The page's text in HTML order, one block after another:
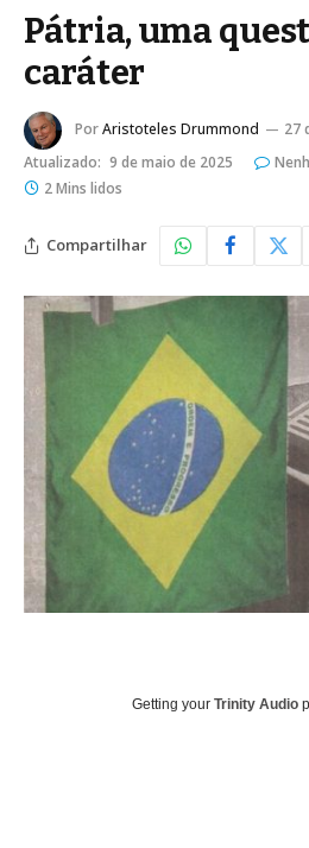
Pátria, uma
caráter
PorAristoteles Drummond
27
Atualizado: 9 de maio de 2025
2 Mins lidos
Compartilhar
Getting your Trinity Audio